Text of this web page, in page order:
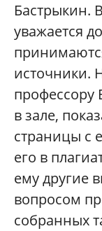
Бастрыкин.
уважается
источники.
профессору
в зале,
страницы с
его в
ему другие
вопросом
собранных